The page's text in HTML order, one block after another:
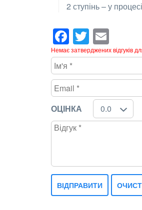
2 ступінь – у
Facebook
Twitter
Немає затверджених відгуків
ОЦІНКА